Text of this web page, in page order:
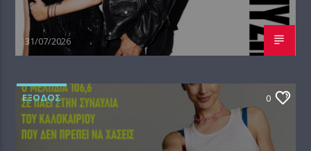
31/07/2026
EΞΟΔΟΣ 0